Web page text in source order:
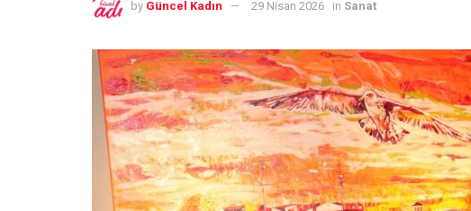
by Güncel Kadın 29 Nisan 2026 in Sanat